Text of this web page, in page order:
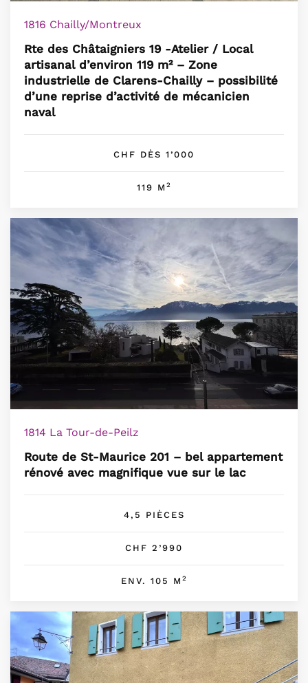
1816 Chailly/Montreux
Rte des Châtaigniers 19 -Atelier / Local
artisanal d’environ 119 m² – Zone
industrielle de Clarens-Chailly – possibilité
d’une reprise d’activité de mécanicien
naval
CHF DÈS 1’000
119 M 2
1814 La Tour-de-Peilz
Route de St-Maurice 201 – bel appartement
rénové avec magnifique vue sur le lac
4,5 PIÈCES
CHF 2’990
ENV. 105 M 2